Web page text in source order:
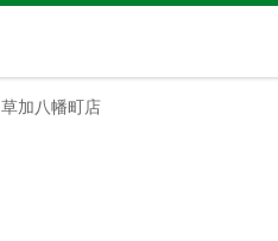
草加八幡町店